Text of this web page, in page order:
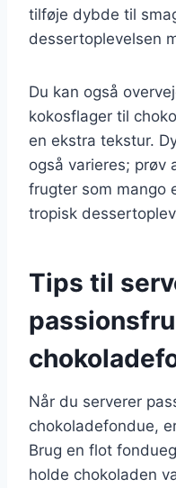
tilføje dybde til
dessertoplevelsen
Du kan også
kokosflager til
en ekstra tekstur.
også varieres; prøv
frugter som mango
tropisk
Tips til
Når du serverer
chokoladefondue,
Brug en flot
holde chokoladen